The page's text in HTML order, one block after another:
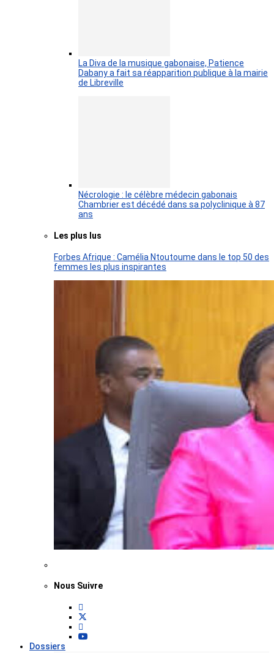
La Diva de la musique gabonaise, Patience
Dabany a fait sa réapparition publique à la mairie
de Libreville
Nécrologie : le célèbre médecin gabonais
Chambrier est décédé dans sa polyclinique à 87
ans
Les plus lus
Forbes Afrique : Camélia Ntoutoume dans le top 50 des
femmes les plus inspirantes
Nous Suivre
Dossiers